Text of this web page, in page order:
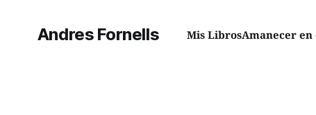
Andres Fornells Mis LibrosAmanecer